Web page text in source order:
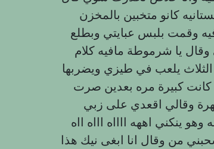
كانو متخبين بالمخزن
وقمت بلبس عبايتي وبطلع
يا شرموطة مافيه كلام
يلعب في طيزي ويضربها
كانت كبيرة مره بعدين صرت
وقالي اقعدي على زبي
ينكني اههه ااااه اااه ااه
من وقال انا ابغى نيك هذا